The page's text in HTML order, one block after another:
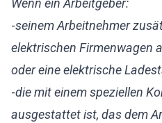
Wenn ein Arbeitgeber:
-seinem Arbeitnehmer
elektrischen Firmenwagen
oder eine elektrische
-die mit einem speziellen
ausgestattet ist, das dem